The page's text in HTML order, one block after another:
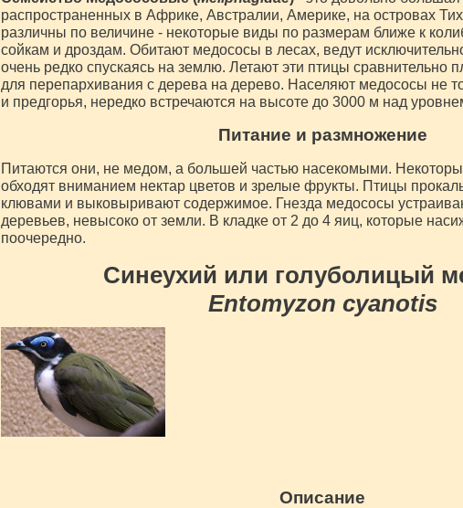
распространенных в Африке, Австралии, Америке, на островах
различны по величине - некоторые виды по размерам ближе к
сойкам и дроздам. Обитают медососы в лесах, ведут
очень редко спускаясь на землю. Летают эти птицы сравнительно
для перепархивания с дерева на дерево. Населяют медососы не
и предгорья, нередко встречаются на высоте до 3000 м над
Питание и размножение
Питаются они, не медом, а большей частью насекомыми.
обходят вниманием нектар цветов и зрелые фрукты. Птицы
клювами и выковыривают содержимое. Гнезда медососы
деревьев, невысоко от земли. В кладке от 2 до 4 яиц, которые
поочередно.
Синеухий или голуболицый
Entomyzon cyanotis
Описание